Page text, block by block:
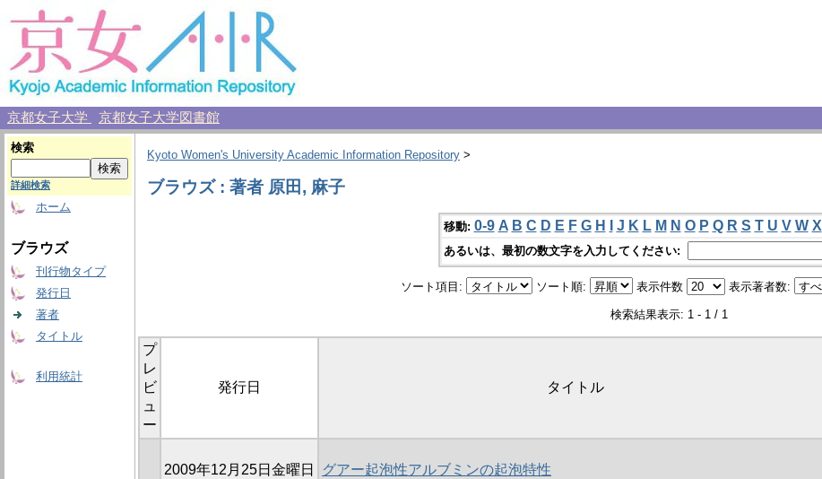
京都女子大学 京都女子大学図書館
検索
詳細検索
ホーム
ブラウズ
刊行物タイプ
発行日
著者
タイトル
利用統計
Kyoto Women's University Academic Information Repository >
ブラウズ : 著者 原田, 麻子
移動: 0-9 A B C D E F G H J K L M N O P Q R S T U V W X
あるいは、最初の数文字を入力してください:
ソート項目: ソート順: 表示件数 表示著者数:
検索結果表示: 1 - 1 / 1
プ
レ
ビ
ュ
ー
発行日 タイトル
2009年12月25日金曜日 グアー起泡性アルブミンの起泡特性